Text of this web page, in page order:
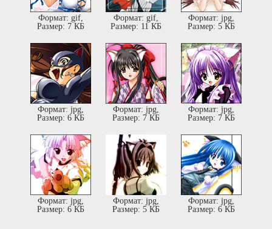
Формат: gif,
Размер: 7 КБ
Формат: gif,
Размер: 11 КБ
Формат: jpg,
Размер: 5 КБ
Формат: jpg,
Размер: 6 КБ
Формат: jpg,
Размер: 7 КБ
Формат: jpg,
Размер: 7 КБ
Формат: jpg,
Размер: 6 КБ
Формат: jpg,
Размер: 5 КБ
Формат: jpg,
Размер: 6 КБ